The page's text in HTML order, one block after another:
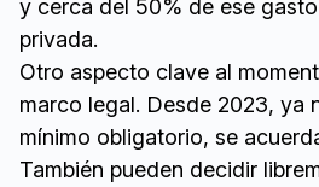
y cerca del 50% de ese
privada.
Otro aspecto clave al
marco legal. Desde 2023, ya
mínimo obligatorio, se
También pueden decidir